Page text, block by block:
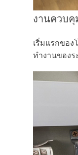
งานควบคุ
เริ่มแรกขอ
ทำงานของ